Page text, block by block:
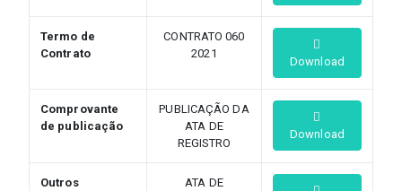
Termo de
Contrato
CONTRATO 060
2021
Download
Comprovante
de publicação
PUBLICAÇÃO DA
ATA DE
REGISTRO
Download
Outros
ATA DE